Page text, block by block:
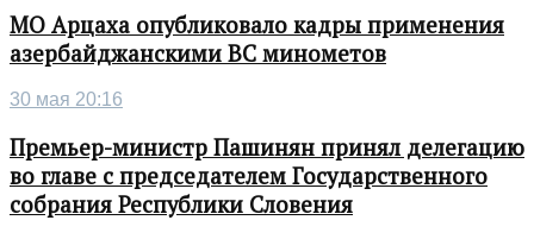
МО Арцаха опубликовало кадры применения
азербайджанскими ВС минометов
30 мая 20:16
Премьер-министр Пашинян принял делегацию
во главе с председателем Государственного
собрания Республики Словения